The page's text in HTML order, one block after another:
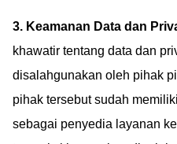
3. Keamanan Data dan
khawatir tentang data dan
disalahgunakan oleh pihak
pihak tersebut sudah
sebagai penyedia layanan